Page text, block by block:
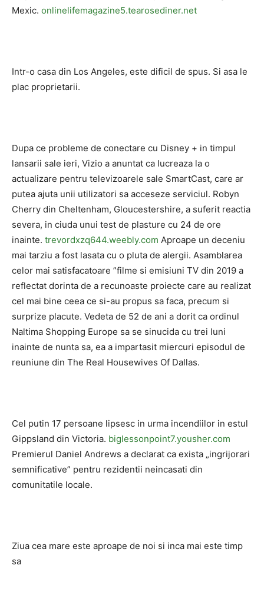
Mexic. onlinelifemagazine5.tearosediner.net
Intr-o casa din Los Angeles, este dificil de spus. Si asa le
plac proprietarii.
Dupa ce probleme de conectare cu Disney + in timpul
lansarii sale ieri, Vizio a anuntat ca lucreaza la o
actualizare pentru televizoarele sale SmartCast, care ar
putea ajuta unii utilizatori sa acceseze serviciul. Robyn
Cherry din Cheltenham, Gloucestershire, a suferit reactia
severa, in ciuda unui test de plasture cu 24 de ore
inainte. trevordxzq644.weebly.com Aproape un deceniu
mai tarziu a fost lasata cu o pluta de alergii. Asamblarea
celor mai satisfacatoare ”filme si emisiuni TV din 2019 a
reflectat dorinta de a recunoaste proiecte care au realizat
cel mai bine ceea ce si-au propus sa faca, precum si
surprize placute. Vedeta de 52 de ani a dorit ca ordinul
Naltima Shopping Europe sa se sinucida cu trei luni
inainte de nunta sa, ea a impartasit miercuri episodul de
reuniune din The Real Housewives Of Dallas.
Cel putin 17 persoane lipsesc in urma incendiilor in estul
Gippsland din Victoria. biglessonpoint7.yousher.com
Premierul Daniel Andrews a declarat ca exista „ingrijorari
semnificative” pentru rezidentii neincasati din
comunitatile locale.
Ziua cea mare este aproape de noi si inca mai este timp
sa